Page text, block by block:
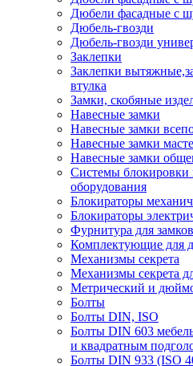
Дюбели фасадные с
Дюбель-гвозди
Дюбель-гвозди
Заклепки
Заклепки
втулка
Замки, скобяные
Навесные замки
Навесные замки
Навесные замки
Навесные замки
Системы
оборудования
Блокираторы
Блокираторы
Фурнитура для
Комплектующие для
Механизмы секрета
Механизмы секрета
Метрический и
Болты
Болты DIN, ISO
Болты DIN 603
и квадратным
Болты DIN 933 (ISO